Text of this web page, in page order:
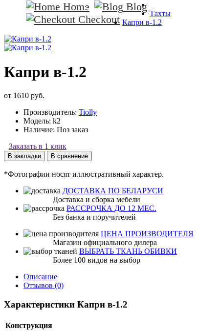
Home
Blog
Checkout
Тахты
Капри в-1.2
Капри в-1.2
от 1610 руб.
Производитель: Tiolly
Модель: k2
Наличие: Поз заказ
Заказать в 1 клик
В закладки В сравнение
*Фотографии носят иллюстративный характер.
ДОСТАВКА ПО БЕЛАРУСИ
Доставка и сборка мебели
РАССРОЧКА ДО 12 МЕС.
Без банка и поручителей
ЦЕНА ПРОИЗВОДИТЕЛЯ
Магазин официального дилера
ВЫБРАТЬ ТКАНЬ ОБИВКИ
Более 100 видов на выбор
Описание
Отзывов (0)
Характеристики Капри в-1.2
Конструкция